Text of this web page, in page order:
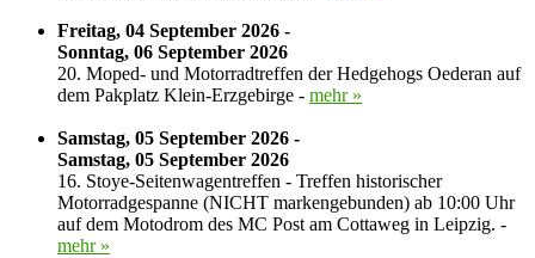
Freitag, 04 September 2026 -
Sonntag, 06 September 2026
20. Moped- und Motorradtreffen der Hedgehogs Oederan auf
dem Pakplatz Klein-Erzgebirge - mehr »
Samstag, 05 September 2026 -
Samstag, 05 September 2026
16. Stoye-Seitenwagentreffen - Treffen historischer
Motorradgespanne (NICHT markengebunden) ab 10:00 Uhr
auf dem Motodrom des MC Post am Cottaweg in Leipzig. -
mehr »